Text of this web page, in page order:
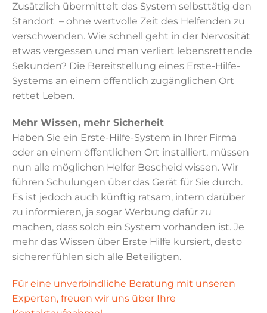
Zusätzlich übermittelt das System selbsttätig den
Standort – ohne wertvolle Zeit des Helfenden zu
verschwenden. Wie schnell geht in der Nervosität
etwas vergessen und man verliert lebensrettende
Sekunden? Die Bereitstellung eines Erste-Hilfe-
Systems an einem öffentlich zugänglichen Ort
rettet Leben.
Mehr Wissen, mehr Sicherheit
Haben Sie ein Erste-Hilfe-System in Ihrer Firma
oder an einem öffentlichen Ort installiert, müssen
nun alle möglichen Helfer Bescheid wissen. Wir
führen Schulungen über das Gerät für Sie durch.
Es ist jedoch auch künftig ratsam, intern darüber
zu informieren, ja sogar Werbung dafür zu
machen, dass solch ein System vorhanden ist. Je
mehr das Wissen über Erste Hilfe kursiert, desto
sicherer fühlen sich alle Beteiligten.
Für eine unverbindliche Beratung mit unseren
Experten, freuen wir uns über Ihre